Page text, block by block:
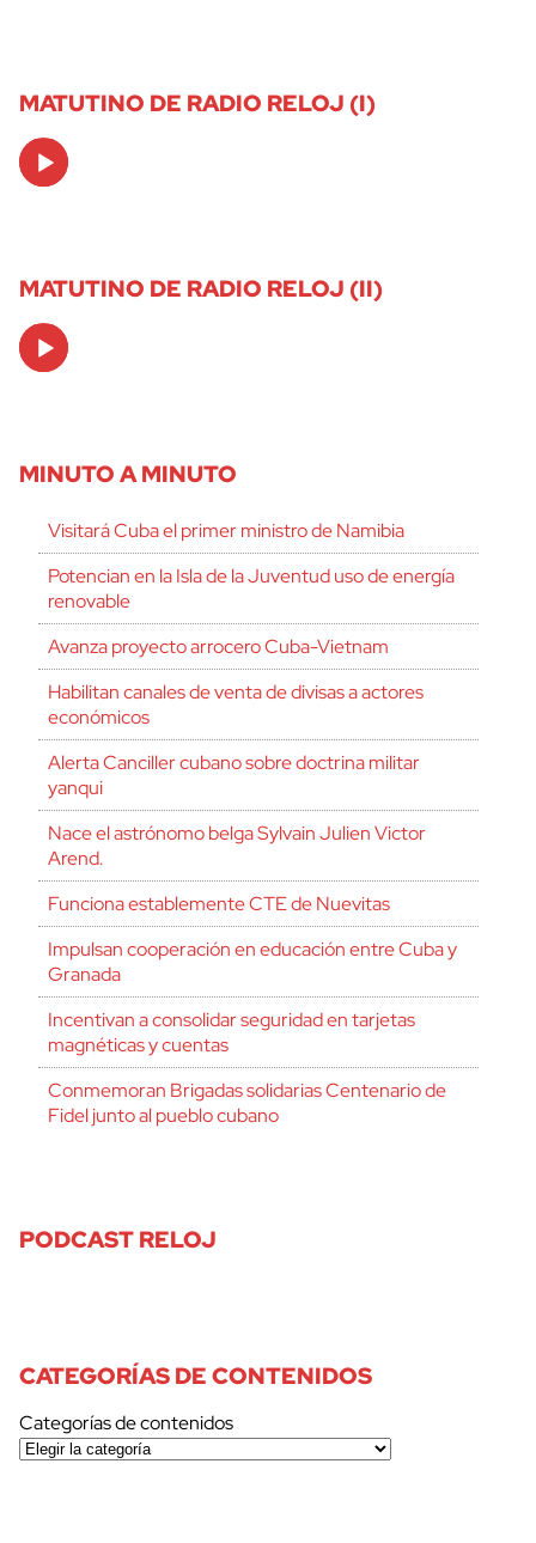
MATUTINO DE RADIO RELOJ (I)
Audio
Player
MATUTINO DE RADIO RELOJ (II)
Audio
Player
MINUTO A MINUTO
Visitará Cuba el primer ministro de Namibia
Potencian en la Isla de la Juventud uso de energía
renovable
Avanza proyecto arrocero Cuba-Vietnam
Habilitan canales de venta de divisas a actores
económicos
Alerta Canciller cubano sobre doctrina militar
yanqui
Nace el astrónomo belga Sylvain Julien Victor
Arend.
Funciona establemente CTE de Nuevitas
Impulsan cooperación en educación entre Cuba y
Granada
Incentivan a consolidar seguridad en tarjetas
magnéticas y cuentas
Conmemoran Brigadas solidarias Centenario de
Fidel junto al pueblo cubano
PODCAST RELOJ
CATEGORÍAS DE CONTENIDOS
Categorías de contenidos